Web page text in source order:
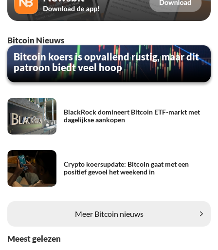
Bitcoin Nieuws
Bitcoin koers is opvallend rustig, maar dit
patroon biedt veel hoop
BlackRock domineert Bitcoin ETF-markt met
dagelijkse aankopen
Crypto koersupdate: Bitcoin gaat met een
positief gevoel het weekend in
Meer Bitcoin nieuws
Meest gelezen